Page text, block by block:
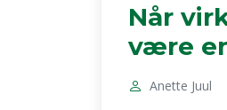
Når
være
Anette Juul